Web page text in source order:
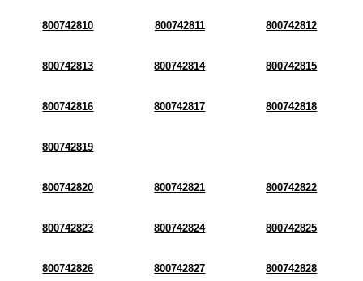
800742810 800742811 800742812
800742813 800742814 800742815
800742816 800742817 800742818
800742819
800742820 800742821 800742822
800742823 800742824 800742825
800742826 800742827 800742828